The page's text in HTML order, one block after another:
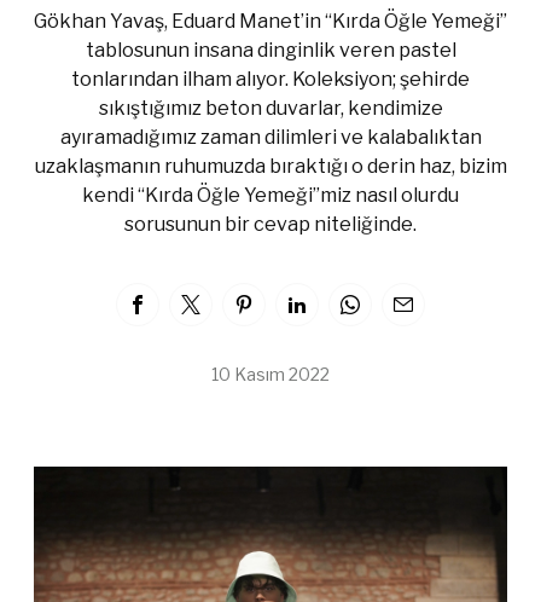
Gökhan Yavaş, Eduard Manet’in “Kırda Öğle Yemeği”
tablosunun insana dinginlik veren pastel
tonlarından ilham alıyor. Koleksiyon; şehirde
sıkıştığımız beton duvarlar, kendimize
ayıramadığımız zaman dilimleri ve kalabalıktan
uzaklaşmanın ruhumuzda bıraktığı o derin haz, bizim
kendi “Kırda Öğle Yemeği”miz nasıl olurdu
sorusunun bir cevap niteliğinde.
10 Kasım 2022